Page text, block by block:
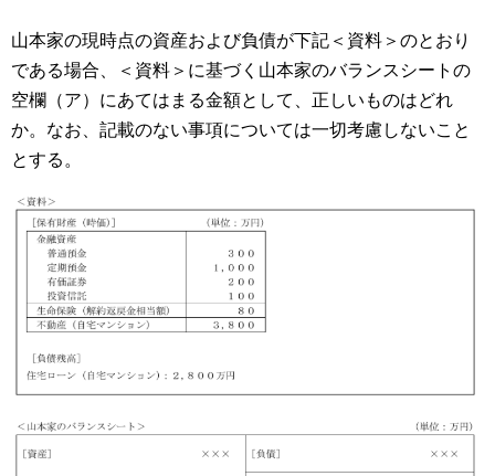
山本家の現時点の資産および負債が下記＜資料＞のとおり
である場合、＜資料＞に基づく山本家のバランスシートの
空欄（ア）にあてはまる金額として、正しいものはどれ
か。なお、記載のない事項については一切考慮しないこと
とする。